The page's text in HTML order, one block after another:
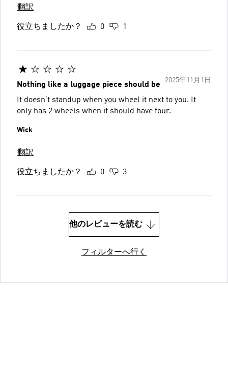
翻訳
役立ちましたか？ 0 1
2025年11月1日
Nothing like a luggage piece should be
It doesn’t standup when you wheel it next to you. It
only has 2 wheels when it should have four.
Wick
翻訳
役立ちましたか？ 0 3
他のレビューを読む
フィルターへ行く